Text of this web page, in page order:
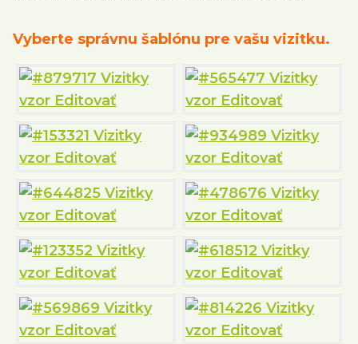
Vyberte správnu šablónu pre vašu vizitku.